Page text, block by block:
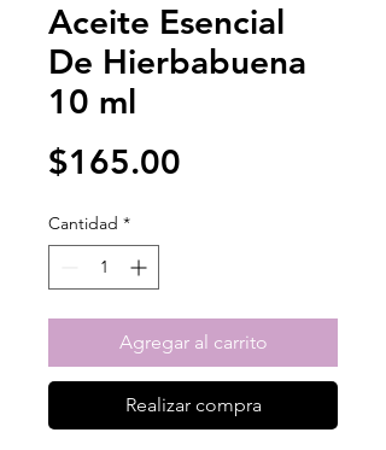
Aceite Esencial
De Hierbabuena
10 ml
$165.00
Cantidad *
Agregar al carrito
Realizar compra